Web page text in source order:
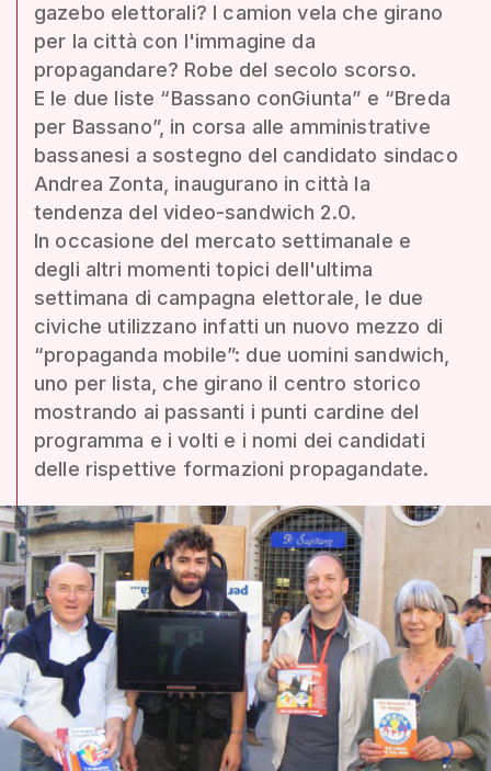
gazebo elettorali? I camion vela che girano
per la città con l'immagine da
propagandare? Robe del secolo scorso.
E le due liste “Bassano conGiunta” e “Breda
per Bassano”, in corsa alle amministrative
bassanesi a sostegno del candidato sindaco
Andrea Zonta, inaugurano in città la
tendenza del video-sandwich 2.0.
In occasione del mercato settimanale e
degli altri momenti topici dell'ultima
settimana di campagna elettorale, le due
civiche utilizzano infatti un nuovo mezzo di
“propaganda mobile”: due uomini sandwich,
uno per lista, che girano il centro storico
mostrando ai passanti i punti cardine del
programma e i volti e i nomi dei candidati
delle rispettive formazioni propagandate.